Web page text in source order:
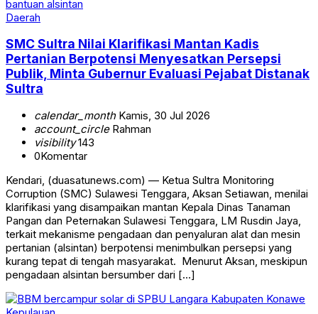
Daerah
SMC Sultra Nilai Klarifikasi Mantan Kadis
Pertanian Berpotensi Menyesatkan Persepsi
Publik, Minta Gubernur Evaluasi Pejabat Distanak
Sultra
calendar_monthKamis, 30 Jul 2026
account_circleRahman
visibility143
0Komentar
‎‎Kendari, (duasatunews.com) — Ketua Sultra Monitoring
Corruption (SMC) Sulawesi Tenggara, Aksan Setiawan, menilai
klarifikasi yang disampaikan mantan Kepala Dinas Tanaman
Pangan dan Peternakan Sulawesi Tenggara, LM Rusdin Jaya,
terkait mekanisme pengadaan dan penyaluran alat dan mesin
pertanian (alsintan) berpotensi menimbulkan persepsi yang
kurang tepat di tengah masyarakat. ‎ ‎Menurut Aksan, meskipun
pengadaan alsintan bersumber dari […]